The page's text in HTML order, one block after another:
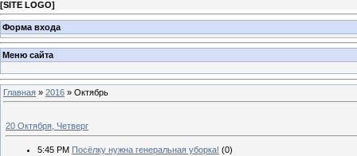
[SITE LOGO]
Форма входа
Меню сайта
Главная » 2016 » Октябрь
20 Октября, Четверг
5:45 PM Посёлку нужна генеральная уборка! (0)